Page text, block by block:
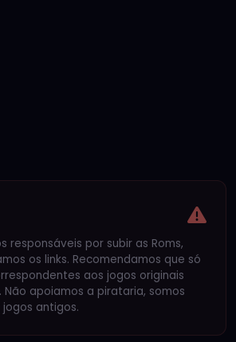
responsáveis por subir as Roms,
os links. Recomendamos que só
aos jogos originais
apoiamos a pirataria, somos
antigos.